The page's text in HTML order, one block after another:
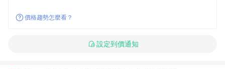
價格趨勢怎麼看？
設定到價通知